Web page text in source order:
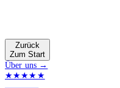
Zurück
Zum Start
Über uns →
★★★★★